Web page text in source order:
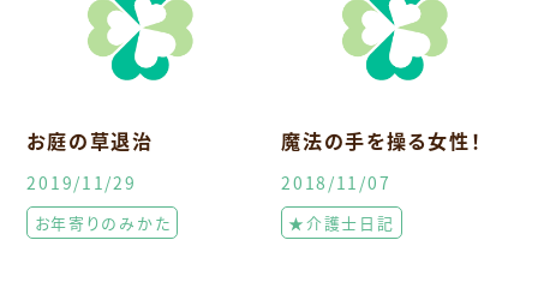
お庭の草退治
2019/11/29
お年寄りのみかた
魔法の手を操る女性！
2018/11/07
★介護士日記